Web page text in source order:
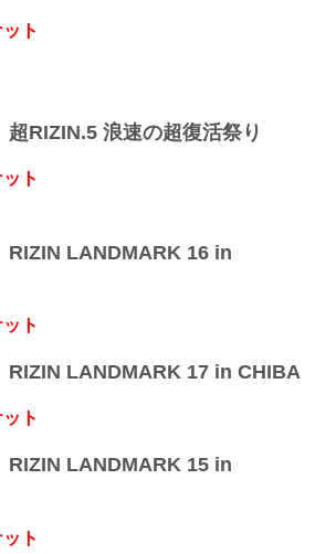
ト
超RIZIN.5 浪速の超復活祭り
ト
RIZIN LANDMARK 16 in
ト
RIZIN LANDMARK 17 in CHIBA
ト
RIZIN LANDMARK 15 in
ト